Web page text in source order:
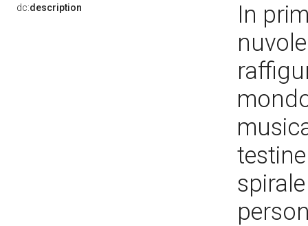
dc:description
In